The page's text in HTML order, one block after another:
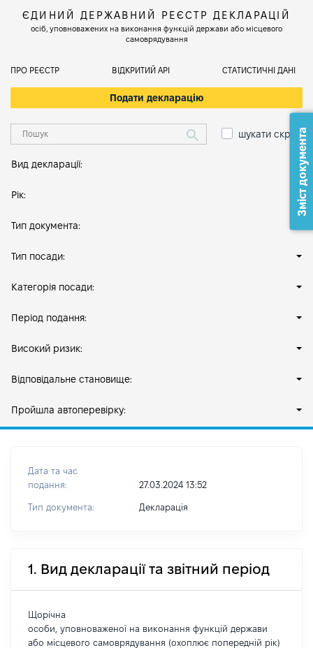
ЄДИНИЙ ДЕРЖАВНИЙ РЕЄСТР ДЕКЛАРАЦІЙ
осіб, уповноважених на виконання функцій держави або місцевого
самоврядування
ПРО РЕЄСТР ВІДКРИТИЙ АРІ СТАТИСТИЧНІ ДАНІ
Подати декларацію
шукати скрізь
Вид декларації:
Рік:
Тип документа:
Тип посади:
Категорія посади:
Період подання:
Високий ризик:
Відповідальне становище:
Пройшла автоперевірку:
Дата та час
подання:
27.03.2024 13:52
Тип документа: Декларація
1. Вид декларації та звітний період
Щорічна
особи, уповноваженої на виконання функцій держави
або місцевого самоврядування (охоплює попередній рік)
Зміст документа